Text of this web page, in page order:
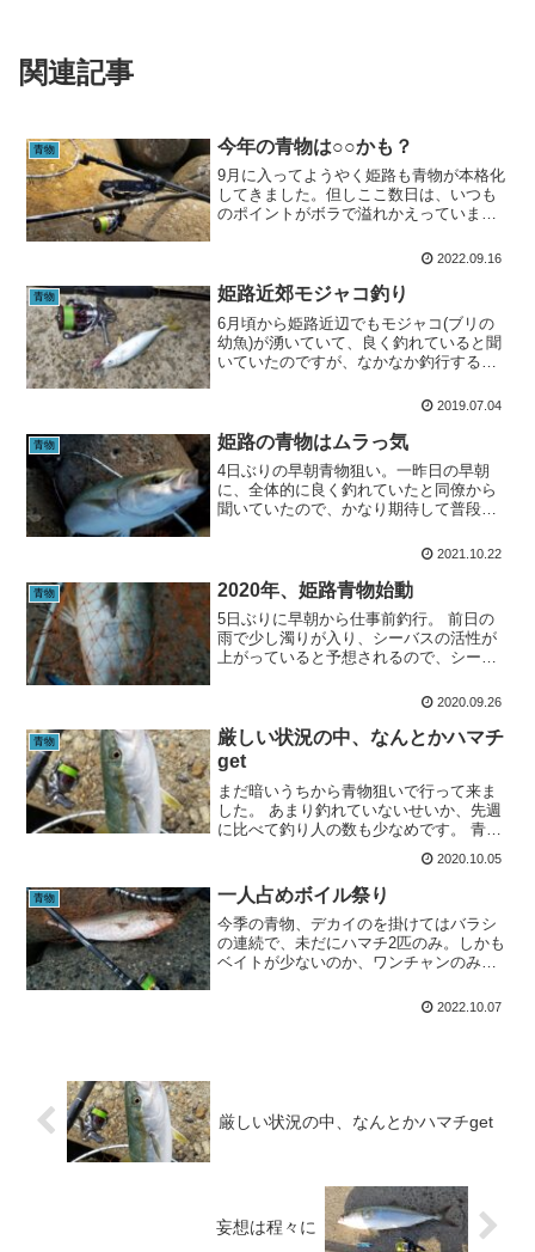
関連記事
青物 今年の青物は○○かも？
9月に入ってようやく姫路も青物が本格化
してきました。但しここ数日は、いつも
のポイントがボラで溢れかえっていま
かって、非常に紛らわしい！その代わ
もブリを姿が確認出来る所...
2022.09.16
青物 姫路近郊モジャコ釣り
6月頃から姫路近辺でもモジャコ(ブリの
幼魚)が湧いていて、良く釣れていると聞
いていたのですが、なかなか釣行する機
月に入りやっと行って来ました。早朝に
スタート。先ずはお...
2019.07.04
青物 姫路の青物はムラっ気
4日ぶりの早朝青物狙い。一昨日の早朝
に、全体的に良く釣れていたと同僚から
聞いていたので、かなり期待して普段よ
トを始めます。少し明るくなりだした
つき始めました。そろそろ青...
2021.10.22
青物 2020年、姫路青物始動
5日ぶりに早朝から仕事前釣行。 前日の
雨で少し濁りが入り、シーバスの活性が
上がっていると予想されるので、シーバ
と悩みましたが、青物の釣果も良く聞く
で挑みます。 5時過ぎ...
2020.09.26
青物
厳しい状況の中、なんとかハマチ
get
まだ暗いうちから青物狙いで行って来ま
した。 あまり釣れていないせいか、先週
に比べて釣り人の数も少なめです。 青物
シーバス用のタックルを用意してポイン
トにはいりますが、ちょうど干潮潮止ま
りで、潮目も何もあり...
2020.10.05
青物 一人占めボイル祭り
今季の青物、デカイのを掛けてはバラシ
の連続で、未だにハマチ2匹のみ。しかも
ベイトが少ないのか、ワンチャンのみで
状況も好転するかと、早朝出撃👊暗いう
2022.10.07
厳しい状況の中、なんとかハマチget
妄想は程々に